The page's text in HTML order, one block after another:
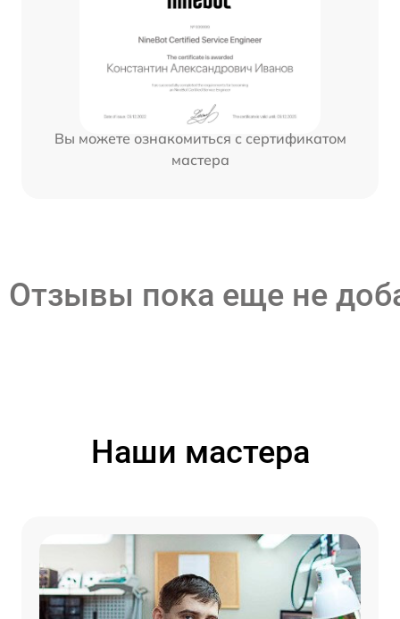
Вы можете ознакомиться с сертификатом
мастера
Отзывы пока еще не
Наши мастера